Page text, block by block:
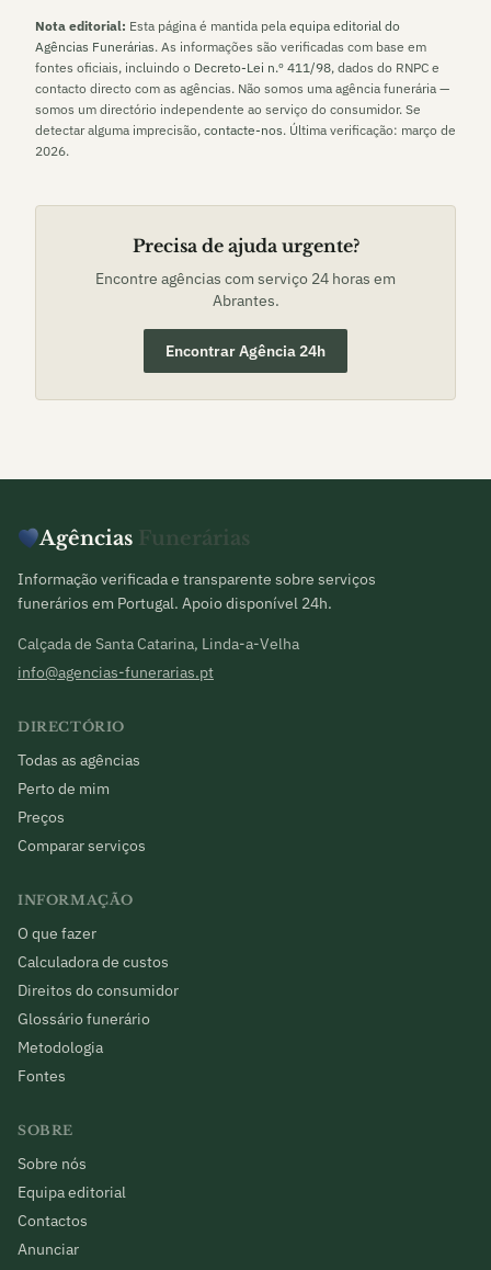
Nota editorial: Esta página é mantida pela equipa editorial do
Agências Funerárias. As informações são verificadas com base em
fontes oficiais, incluindo o Decreto-Lei n.º 411/98, dados do RNPC e
contacto directo com as agências. Não somos uma agência funerária —
somos um directório independente ao serviço do consumidor. Se
detectar alguma imprecisão, contacte-nos. Última verificação: março de
2026.
Precisa de ajuda urgente?
Encontre agências com serviço 24 horas em
Abrantes.
Encontrar Agência 24h
Agências Funerárias
Informação verificada e transparente sobre serviços
funerários em Portugal. Apoio disponível 24h.
Calçada de Santa Catarina, Linda-a-Velha
info@agencias-funerarias.pt
DIRECTÓRIO
Todas as agências
Perto de mim
Preços
Comparar serviços
INFORMAÇÃO
O que fazer
Calculadora de custos
Direitos do consumidor
Glossário funerário
Metodologia
Fontes
SOBRE
Sobre nós
Equipa editorial
Contactos
Anunciar